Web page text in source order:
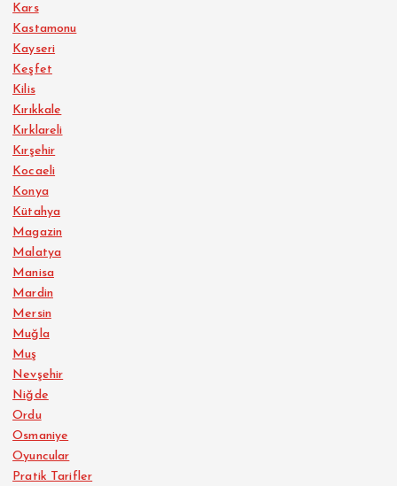
Kars
Kastamonu
Kayseri
Keşfet
Kilis
Kırıkkale
Kırklareli
Kırşehir
Kocaeli
Konya
Kütahya
Magazin
Malatya
Manisa
Mardin
Mersin
Muğla
Muş
Nevşehir
Niğde
Ordu
Osmaniye
Oyuncular
Pratik Tarifler